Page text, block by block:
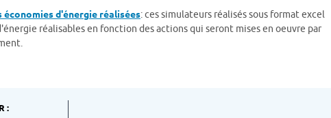
d'énergie réalisées: ces simulateurs réalisés sous format excel
réalisables en fonction des actions qui seront mises en oeuvre par
: